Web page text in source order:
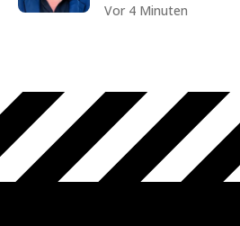
Vor 4 Minuten